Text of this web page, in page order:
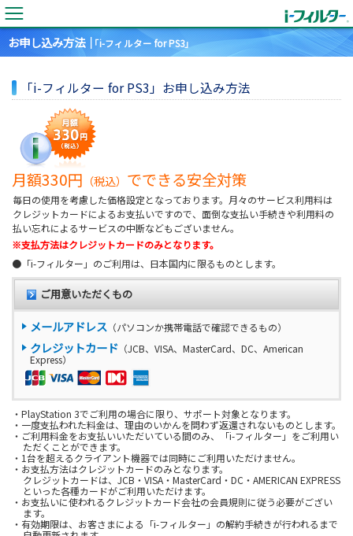
お申し込み方法｜「i-フィルター for PS3」
「i-フィルター for PS3」お申し込み方法
月額330円 （税込） でできる安全対策
毎日の使用を考慮した価格設定となっております。月々のサービス利用料は
クレジットカードによるお支払いですので、面倒な支払い手続きや利用料の
払い忘れによるサービスの中断などもございません。
※支払方法はクレジットカードのみとなります。
●「i-フィルター」のご利用は、日本国内に限るものとします。
ご用意いただくもの
メールアドレス （パソコンか携帯電話で確認できるもの）
クレジットカード （JCB、VISA、MasterCard、DC、American
Express）
・PlayStation 3でご利用の場合に限り、サポート対象となります。
・一度支払われた料金は、理由のいかんを問わず返還されないものとします。
・ご利用料金をお支払いいただいている間のみ、「i-フィルター」をご利用い
ただくことができます。
・1台を超えるクライアント機器では同時にご利用いただけません。
・お支払方法はクレジットカードのみとなります。
クレジットカードは、JCB・VISA・MasterCard・DC・AMERICAN EXPRESS
といった各種カードがご利用いただけます。
・お支払いに使われるクレジットカード会社の会員規則に従う必要がござい
ます。
・有効期限は、お客さまによる「i-フィルター」の解約手続きが行われるまで